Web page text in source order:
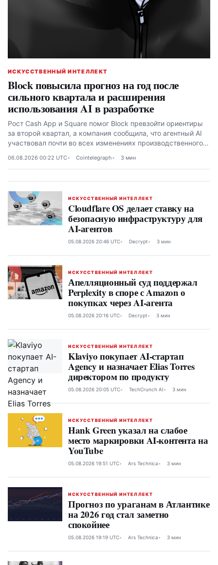
ИСКУССТВЕННЫЙ ИНТЕЛЛЕКТ
Block повысила прогноз на год после
сильного квартала и расширения
использования AI в разработке
Рост Cash App и Square помог Block превзойти ориентиры
за второй квартал, а компания сообщила, что агентный AI
участвовал почти во всех изменениях производственного
06.08.2026 00:22 UTC Cointelegraph 3 мин
ИСКУССТВЕННЫЙ ИНТЕЛЛЕКТ
Cloudflare OS делает ставку на
безопасную инфраструктуру для
AI-агентов
05.08.2026 20:46 UTC Decrypt 3 мин
ИСКУССТВЕННЫЙ ИНТЕЛЛЕКТ
Апелляционный суд поддержал
Perplexity в споре с Amazon о
покупках через AI-агента
05.08.2026 20:16 UTC Decrypt 3 мин
ИСКУССТВЕННЫЙ ИНТЕЛЛЕКТ
Klaviyo покупает AI-стартап
Agency и назначает Elias Torres
директором по продукту
05.08.2026 20:05 UTC TechCrunch AI 3 мин
ИСКУССТВЕННЫЙ ИНТЕЛЛЕКТ
Hank Green указал на слабое
место маркировки AI-контента на
YouTube
05.08.2026 19:51 UTC Ars Technica 3 мин
ИСКУССТВЕННЫЙ ИНТЕЛЛЕКТ
Прогноз по ураганам в Атлантике
на 2026 год стал заметно
спокойнее
05.08.2026 19:19 UTC Ars Technica 3 мин